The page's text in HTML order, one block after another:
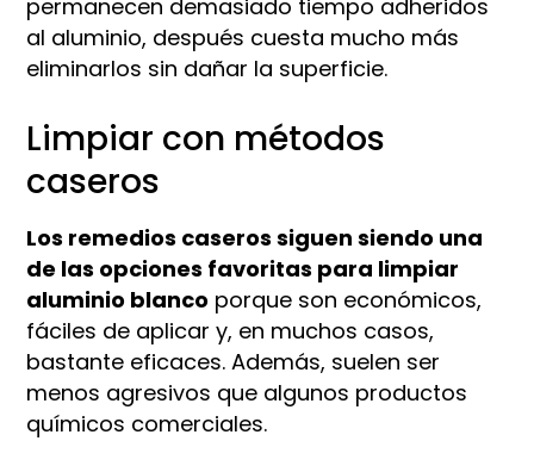
permanecen demasiado tiempo adheridos
al aluminio, después cuesta mucho más
eliminarlos sin dañar la superficie.
Limpiar con métodos
caseros
Los remedios caseros siguen siendo una
de las opciones favoritas para limpiar
aluminio blanco porque son económicos,
fáciles de aplicar y, en muchos casos,
bastante eficaces. Además, suelen ser
menos agresivos que algunos productos
químicos comerciales.